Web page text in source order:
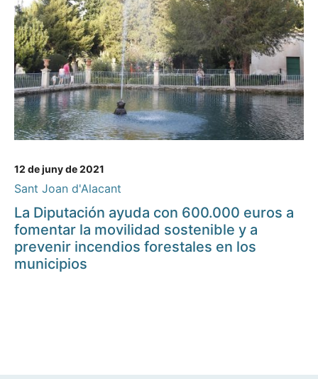
12 de juny de 2021
Sant Joan d'Alacant
La Diputación ayuda con 600.000 euros a
fomentar la movilidad sostenible y a
prevenir incendios forestales en los
municipios